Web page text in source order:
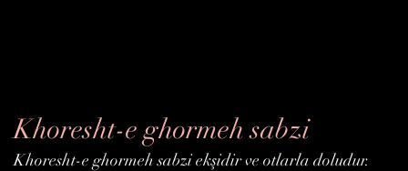
Khoresht-e ghormeh sabzi
Khoresht-e ghormeh sabzi ekşidir ve otlarla doludur.